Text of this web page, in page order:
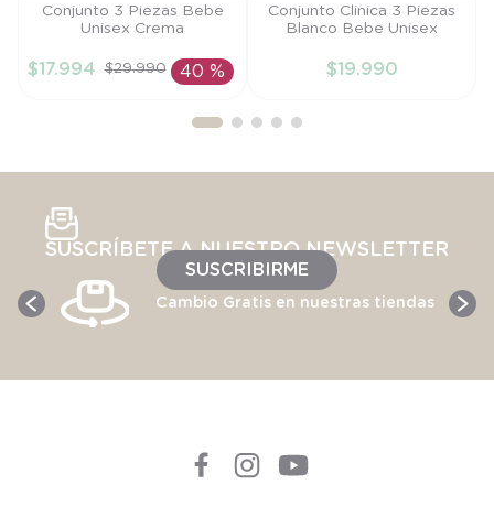
Talla
AÑADIR AL
Conjunto 3 Piezas Bebe
Unisex Crema
$17.994 $29.990 40 %
Talla
Conjunto Clinica 3 Piezas
Blanco Bebe Unisex
$19.990
SUSCRÍBETE A NUESTRO NEWSLETTER
SUSCRIBIRME
Cambio Gratis en nuestras tiendas